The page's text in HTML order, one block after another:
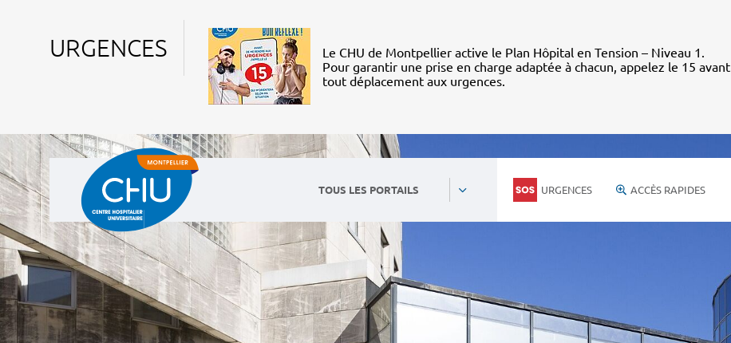
URGENCES
Le CHU de Montpellier active le Plan Hôpital en Tension – Niveau 1.
Pour garantir une prise en charge adaptée à chacun, appelez le 15 avant
tout déplacement aux urgences.
TOUS LES PORTAILS URGENCES ACCÈS RAPIDES